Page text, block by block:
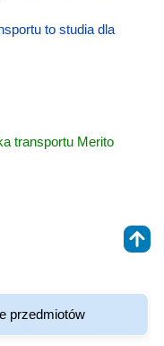
to studia dla
transportu Merito
przedmiotów